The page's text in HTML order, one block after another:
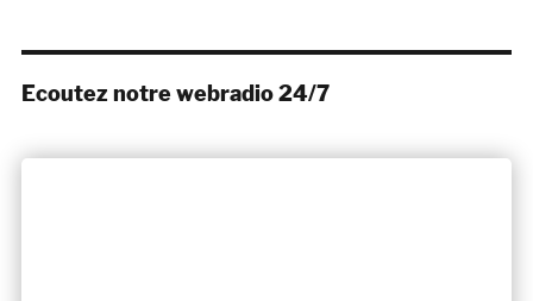
Ecoutez notre webradio 24/7